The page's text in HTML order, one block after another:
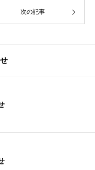
次の記事